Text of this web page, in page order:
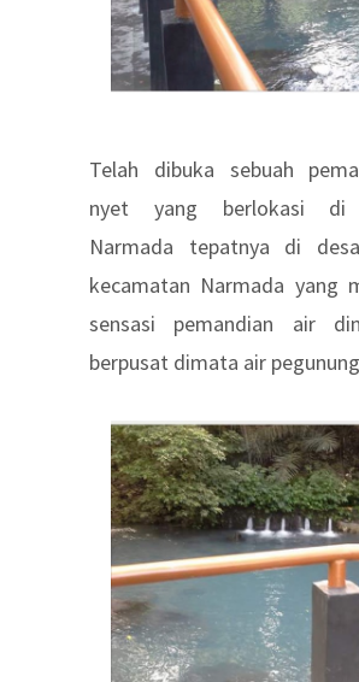
Telah dibuka sebuah
nyet yang berlokasi di
Narmada tepatnya di
kecamatan Narmada yang
sensasi pemandian air
berpusat dimata air